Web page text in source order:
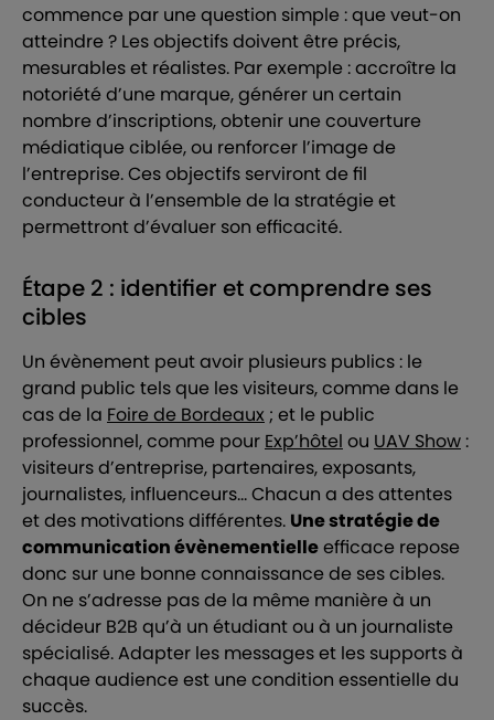
commence par une question simple : que veut-on
atteindre ? Les objectifs doivent être précis,
mesurables et réalistes. Par exemple : accroître la
notoriété d’une marque, générer un certain
nombre d’inscriptions, obtenir une couverture
médiatique ciblée, ou renforcer l’image de
l’entreprise. Ces objectifs serviront de fil
conducteur à l’ensemble de la stratégie et
permettront d’évaluer son efficacité.
Étape 2 : identifier et comprendre ses
cibles
Un évènement peut avoir plusieurs publics : le
grand public tels que les visiteurs, comme dans le
cas de la Foire de Bordeaux ; et le public
professionnel, comme pour Exp’hôtel ou UAV Show :
visiteurs d’entreprise, partenaires, exposants,
journalistes, influenceurs… Chacun a des attentes
et des motivations différentes. Une stratégie de
communication évènementielleefficace repose
donc sur une bonne connaissance de ses cibles.
On ne s’adresse pas de la même manière à un
décideur B2B qu’à un étudiant ou à un journaliste
spécialisé. Adapter les messages et les supports à
chaque audience est une condition essentielle du
succès.